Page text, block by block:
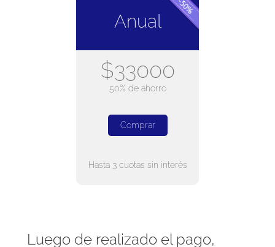
Anual
$33000
50% de ahorro
Comprar
Hasta 3 cuotas sin interés
Luego de realizado el pago,